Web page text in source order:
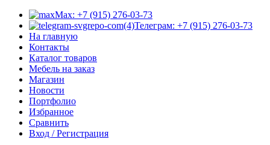
Max: +7 (915) 276-03-73
Телеграм: +7 (915) 276-03-73
На главную
Контакты
Каталог товаров
Мебель на заказ
Магазин
Новости
Портфолио
Избранное
Сравнить
Вход / Регистрация